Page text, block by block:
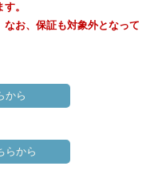
。
お、保証も対象外となって
から
らから